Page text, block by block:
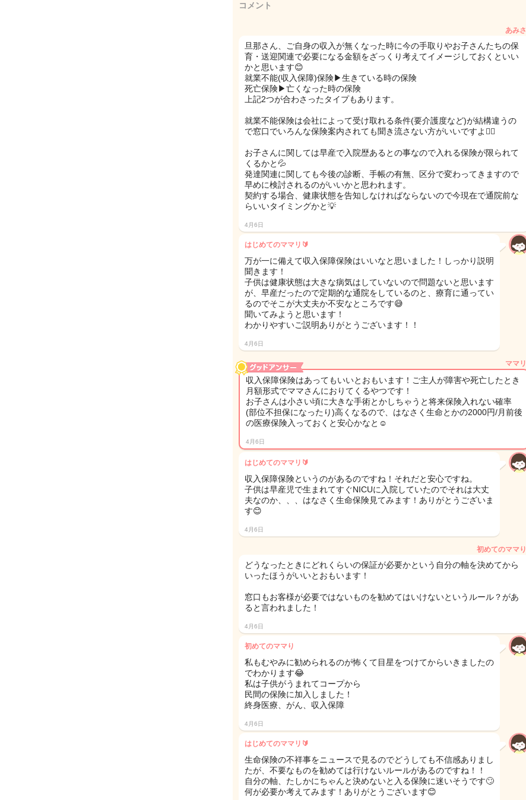
コメント
あみさ
旦那さん、ご自身の収入が無くなった時に今の手取りやお子さんたちの保
育・送迎関連で必要になる金額をざっくり考えてイメージしておくといい
かと思います😊
就業不能(収入保障)保険▶︎生きている時の保険
死亡保険▶︎亡くなった時の保険
上記2つが合わさったタイプもあります。
就業不能保険は会社によって受け取れる条件(要介護度など)が結構違うの
で窓口でいろんな保険案内されても聞き流さない方がいいですよ🙆‍♀️
お子さんに関しては早産で入院歴あるとの事なので入れる保険が限られて
くるかと💦
発達関連に関しても今後の診断、手帳の有無、区分で変わってきますので
早めに検討されるのがいいかと思われます。
契約する場合、健康状態を告知しなければならないので今現在で通院前な
らいいタイミングかと💡
4月6日
はじめてのママリ🔰
万が一に備えて収入保障保険はいいなと思いました！しっかり説明
聞きます！
子供は健康状態は大きな病気はしていないので問題ないと思います
が、早産だったので定期的な通院をしているのと、療育に通ってい
るのでそこが大丈夫か不安なところです😅
聞いてみようと思います！
わかりやすいご説明ありがとうございます！！
4月6日
ママリ
収入保障保険はあってもいいとおもいます！ご主人が障害や死亡したとき
月額形式でママさんにおりてくるやつです！
お子さんは小さい頃に大きな手術とかしちゃうと将来保険入れない確率
(部位不担保になったり)高くなるので、はなさく生命とかの2000円/月前後
の医療保険入っておくと安心かなと☺️
4月6日
はじめてのママリ🔰
収入保障保険というのがあるのですね！それだと安心ですね。
子供は早産児で生まれてすぐNICUに入院していたのでそれは大丈
夫なのか、、、はなさく生命保険見てみます！ありがとうございま
す😊
4月6日
初めてのママり
どうなったときにどれくらいの保証が必要かという自分の軸を決めてから
いったほうがいいとおもいます！
窓口もお客様が必要ではないものを勧めてはいけないというルール？があ
ると言われました！
4月6日
初めてのママり
私もむやみに勧められるのが怖くて目星をつけてからいきましたの
でわかります😂
私は子供がうまれてコープから
民間の保険に加入しました！
終身医療、がん、収入保障
4月6日
はじめてのママリ🔰
生命保険の不祥事をニュースで見るのでどうしても不信感ありまし
たが、不要なものを勧めては行けないルールがあるのですね！！
自分の軸、たしかにちゃんと決めないと入る保険に迷いそうです🙄
何が必要か考えてみます！ありがとうございます😊